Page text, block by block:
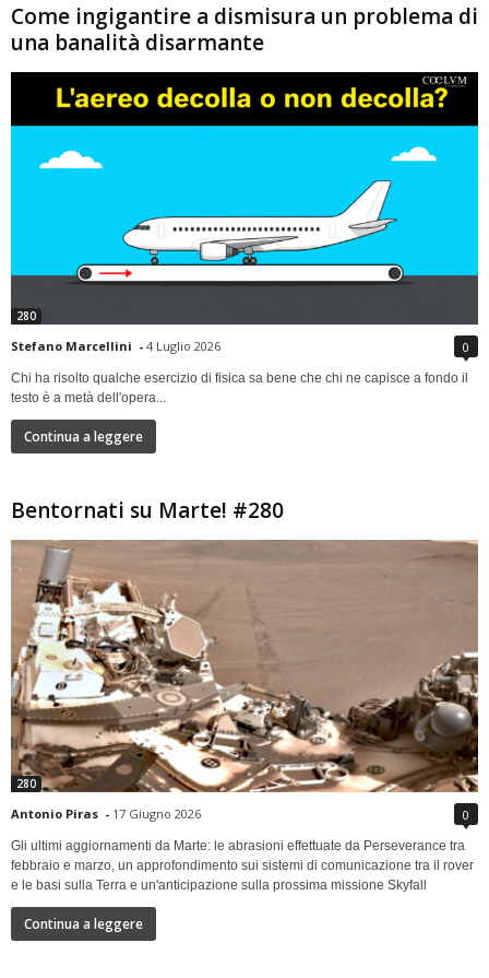
Come ingigantire a dismisura un problema di
una banalità disarmante
280
Stefano Marcellini - 4 Luglio 2026 0
Chi ha risolto qualche esercizio di fisica sa bene che chi ne capisce a fondo il
testo è a metà dell'opera...
Continua a leggere
Bentornati su Marte! #280
280
Antonio Piras - 17 Giugno 2026 0
Gli ultimi aggiornamenti da Marte: le abrasioni effettuate da Perseverance tra
febbraio e marzo, un approfondimento sui sistemi di comunicazione tra il rover
e le basi sulla Terra e un'anticipazione sulla prossima missione Skyfall
Continua a leggere